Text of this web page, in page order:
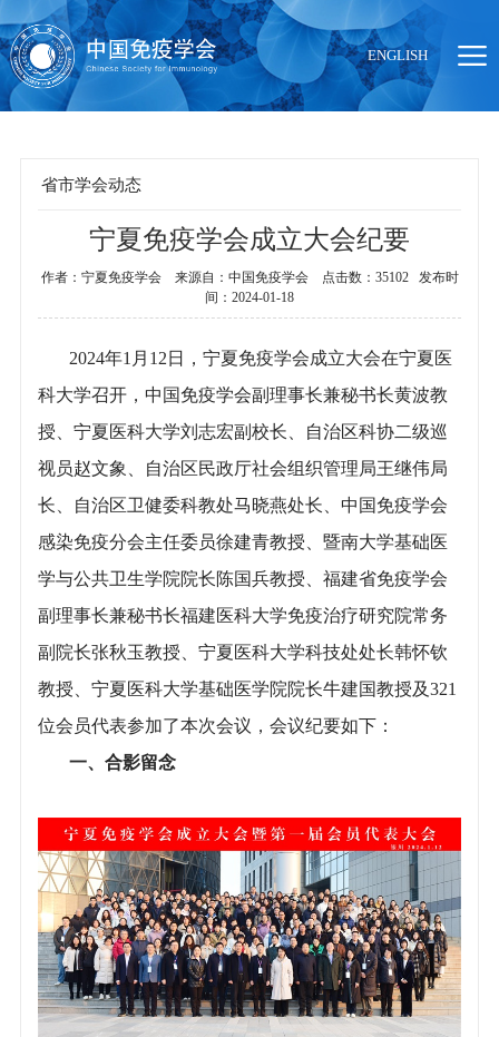
ENGLISH
省市学会动态
当前位置： 首页 > 组织机构 > 省市学会动态
宁夏免疫学会成立大会纪要
作者：宁夏免疫学会 来源自：中国免疫学会 点击数：35102 发布时
间：2024-01-18
2024年1月12日，宁夏免疫学会成立大会在宁夏医
科大学召开，中国免疫学会副理事长兼秘书长黄波教
授、宁夏医科大学刘志宏副校长、自治区科协二级巡
视员赵文象、自治区民政厅社会组织管理局王继伟局
长、自治区卫健委科教处马晓燕处长、中国免疫学会
感染免疫分会主任委员徐建青教授、暨南大学基础医
学与公共卫生学院院长陈国兵教授、福建省免疫学会
副理事长兼秘书长福建医科大学免疫治疗研究院常务
副院长张秋玉教授、宁夏医科大学科技处处长韩怀钦
教授、宁夏医科大学基础医学院院长牛建国教授及321
位会员代表参加了本次会议，会议纪要如下：
一、合影留念